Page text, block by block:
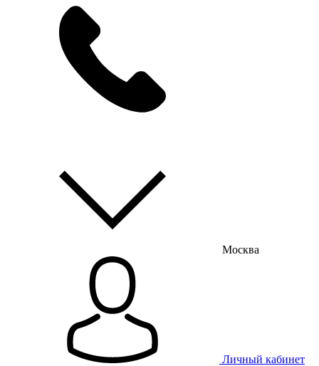
Москва
Личный кабинет